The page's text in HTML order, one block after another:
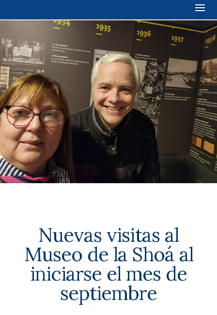
Nuevas visitas al
Museo de la Shoá al
iniciarse el mes de
septiembre